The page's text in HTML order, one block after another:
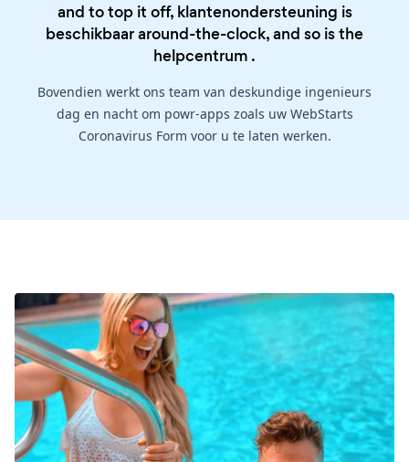
and to top it off, klantenondersteuning is
beschikbaar around-the-clock, and so is the
helpcentrum .
Bovendien werkt ons team van deskundige ingenieurs
dag en nacht om powr-apps zoals uw WebStarts
Coronavirus Form voor u te laten werken.